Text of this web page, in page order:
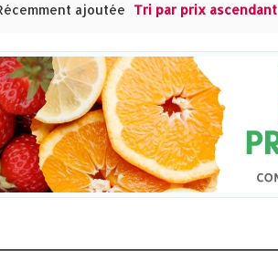
ajoutée Tri par prix ascendant